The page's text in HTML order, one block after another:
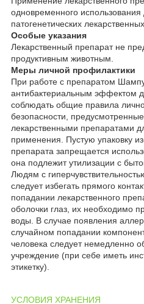
одновременного использования
патогенетических
Особые указания
Лекарственный препарат не
продуктивным животным.
Меры личной профилактики
При работе с препаратом
антибактериальным эффектом
соблюдать общие правила
безопасности,
лекарственными препаратами
применения. Пустую упаковку
препарата запрещается
она подлежит утилизации с
Людям с
следует избегать прямого
попадании лекарственного
оболочки глаз, их необходимо
воды. В случае появления
случайном попадании
человека следует немедленно
учреждение (при себе иметь
этикетку).
УСЛОВИЯ ХРАНЕНИЯ